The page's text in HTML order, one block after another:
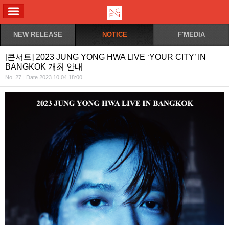
NEW RELEASE NOTICE F'MEDIA
[콘서트] 2023 JUNG YONG HWA LIVE ‘YOUR CITY’ IN
BANGKOK 개최 안내
No. 27 | Date 2023.10.04 18:00